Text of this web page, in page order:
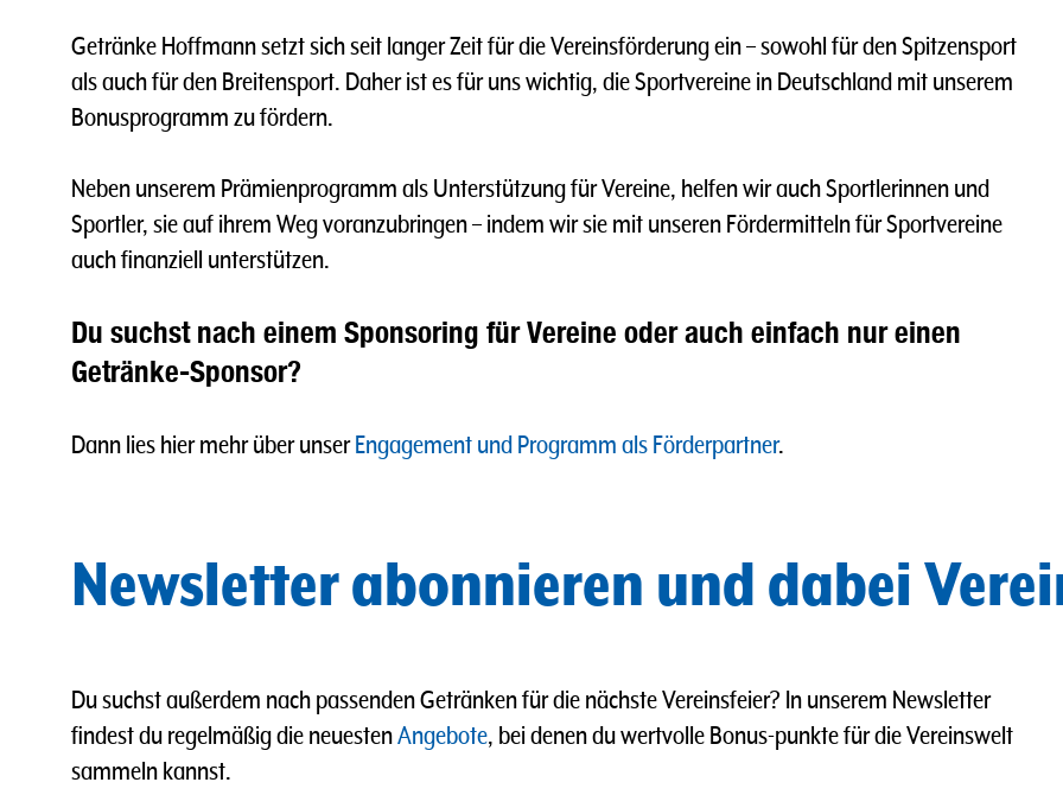
Getränke Hoffmann setzt sich seit langer Zeit für die Vereinsförderung ein – sowohl für den Spitzensport
als auch für den Breitensport. Daher ist es für uns wichtig, die Sportvereine in Deutschland mit unserem
Bonusprogramm zu fördern.
Neben unserem Prämienprogramm als Unterstützung für Vereine, helfen wir auch Sportlerinnen und
Sportler, sie auf ihrem Weg voranzubringen – indem wir sie mit unseren Fördermitteln für Sportvereine
auch finanziell unterstützen.
Du suchst nach einem Sponsoring für Vereine oder auch einfach nur einen
Getränke-Sponsor?
Dann lies hier mehr über unserEngagement und Programm als Förderpartner.
Newsletter abonnieren und dabei
Du suchst außerdem nach passenden Getränken für die nächste Vereinsfeier? In unserem Newsletter
findest du regelmäßig die neuestenAngebote, bei denen du wertvolle Bonus-punkte für die Vereinswelt
sammeln kannst.